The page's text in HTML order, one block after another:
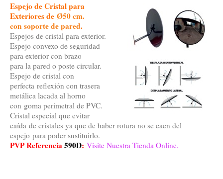
Espejo de Cristal para
Exteriores de Ø50 cm.
con soporte de pared.
Espejos de cristal para exterior.
Espejo convexo de seguridad
para exterior con brazo
para la pared o poste circular.
Espejo de cristal con
perfecta reflexión con trasera
metálica lacada al horno
con goma perimetral de PVC.
Cristal especial que evitar
caída de cristales ya que de haber rotura no se caen del
espejo para poder sustituirlo.
PVP Referencia590D: Visite Nuestra Tienda Online.